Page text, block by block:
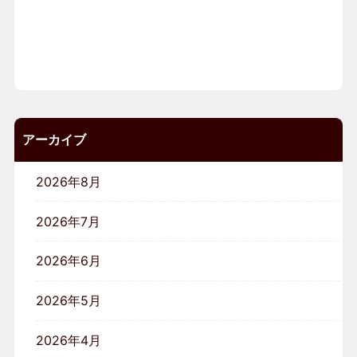
アーカイブ
2026年8月
2026年7月
2026年6月
2026年5月
2026年4月